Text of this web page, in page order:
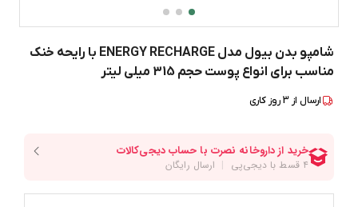
شامپو بدن بیول مدل ENERGY RECHARGE با رایحه خنک
مناسب برای انواع پوست حجم 315 میلی لیتر
ارسال از 3روز کاری